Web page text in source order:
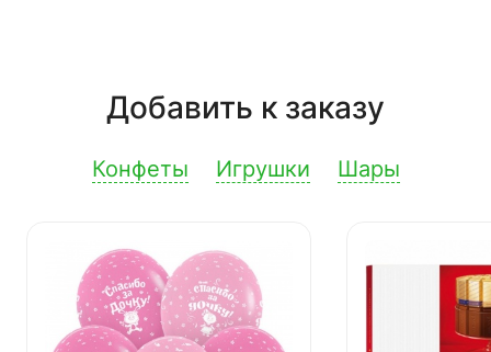
Добавить к заказу
Конфеты Игрушки Шары